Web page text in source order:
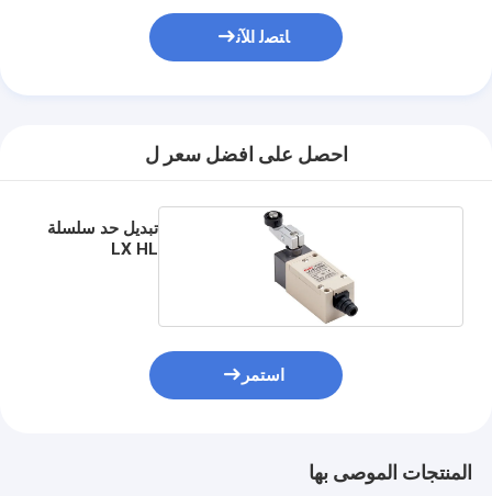
ﺎﺘﺼﻟ ﺍﻶﻧ
احصل على افضل سعر ل
تبديل حد سلسلة
LX HL
استمر
المنتجات الموصى بها